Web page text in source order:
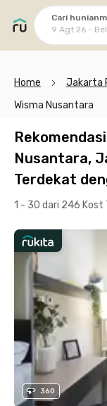
Cari
9 Agt 26 -
Home Jakarta
Wisma Nusantara
Nusantara,
Terdekat
1 - 30 dari 246 Kost
360